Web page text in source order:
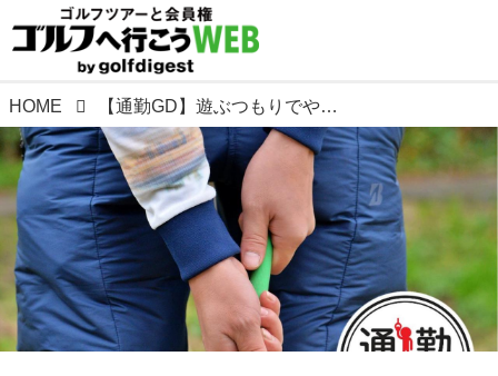
HOME 【通勤GD】遊ぶつもりでやってみて! Vol.9 スプリットハンドと空想力で球をつかまえる! ゴルフダイジェストWEB